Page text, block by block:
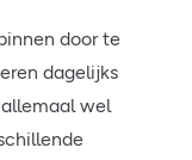
door te
dagelijks
wel